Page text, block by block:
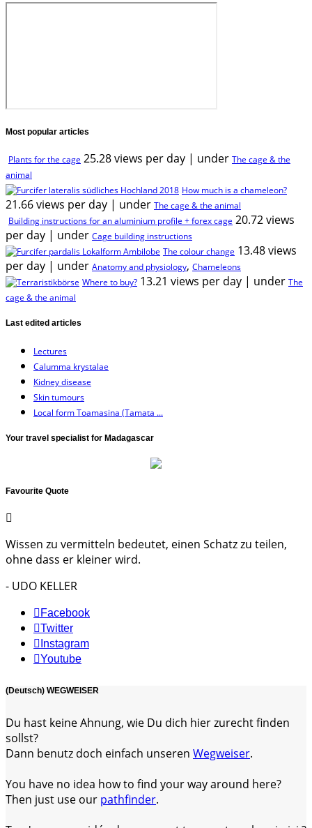
Most popular articles
Plants for the cage 25.28 views per day | under The cage & the
animal
How much is a chameleon?
21.66 views per day | under The cage & the animal
Building instructions for an aluminium profile + forex cage 20.72 views
per day | under Cage building instructions
The colour change 13.48 views
per day | under Anatomy and physiology, Chameleons
Where to buy? 13.21 views per day | under The
cage & the animal
Last edited articles
Lectures
Calumma krystalae
Kidney disease
Skin tumours
Local form Toamasina (Tamata ...
Your travel specialist for Madagascar
Favourite Quote
Wissen zu vermitteln bedeutet, einen Schatz zu teilen,
ohne dass er kleiner wird.
- UDO KELLER
Facebook
Twitter
Instagram
Youtube
(Deutsch) WEGWEISER
Du hast keine Ahnung, wie Du dich hier zurecht finden
sollst?
Dann benutz doch einfach unseren Wegweiser.
You have no idea how to find your way around here?
Then just use our pathfinder.